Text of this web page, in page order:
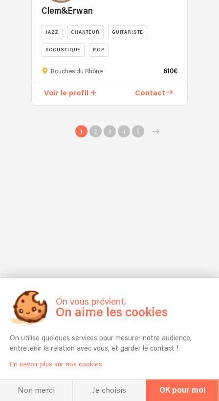
Clem&Erwan
JAZZ CHANTEUR GUITARISTE
ACOUSTIQUE POP
Bouches du Rhône 610€
Voir le profil Contact
1 2 3 4 5
On vous prévient,
On aime les cookies
On utilise quelques services pour mesurer notre audience,
entretenir la relation avec vous, et garder le contact !
En savoir plus sur nos cookies
Non merci Je choisis OK pour moi